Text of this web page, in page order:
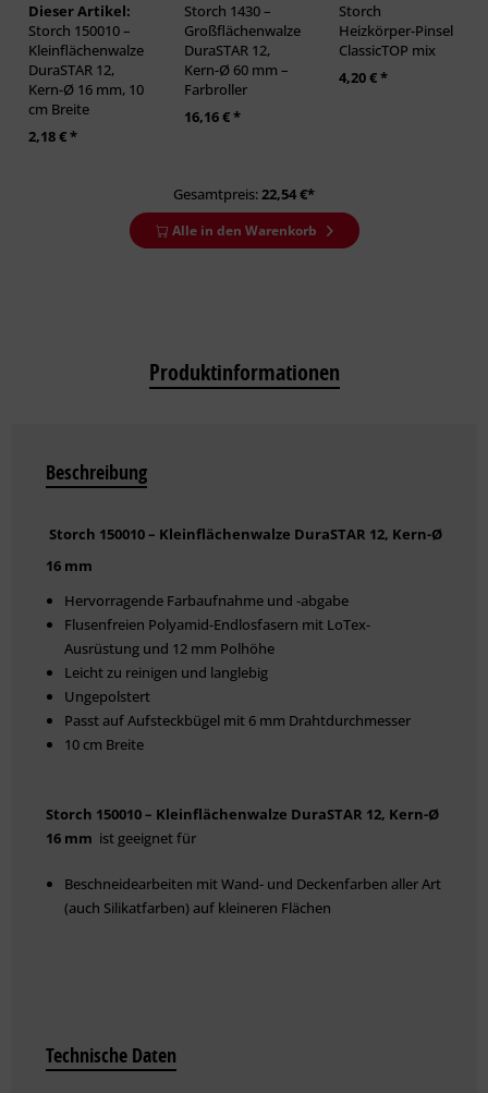
Dieser Artikel:
Storch 150010 –
Kleinflächenwalze
DuraSTAR 12,
Kern-Ø 16 mm, 10
cm Breite
2,18 € *
Storch 1430 –
Großflächenwalze
DuraSTAR 12,
Kern-Ø 60 mm –
Farbroller
16,16 € *
Storch
Heizkörper-Pinsel
ClassicTOP mix
4,20 € *
Gesamtpreis:22,54€*
Alle in den Warenkorb
Produktinformationen
Beschreibung
Storch 150010 – Kleinflächenwalze DuraSTAR 12, Kern-Ø
16 mm
Hervorragende Farbaufnahme und -abgabe
Flusenfreien Polyamid-Endlosfasern mit LoTex-
Ausrüstung und 12 mm Polhöhe
Leicht zu reinigen und langlebig
Ungepolstert
Passt auf Aufsteckbügel mit 6 mm Drahtdurchmesser
10 cm Breite
Storch 150010 – Kleinflächenwalze DuraSTAR 12, Kern-Ø
16 mm ist geeignet für
Beschneidearbeiten mit Wand- und Deckenfarben aller Art
(auch Silikatfarben) auf kleineren Flächen
Technische Daten